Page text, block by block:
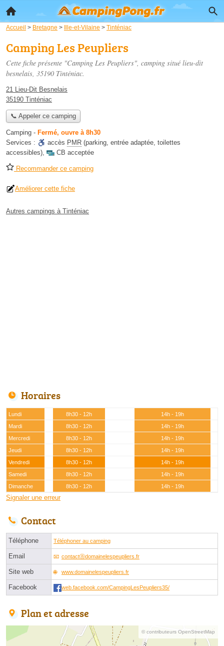
Accueil > Bretagne > Ille-et-Vilaine > Tinténiac
Camping Les Peupliers
Cette fiche présente "Camping Les Peupliers", camping situé lieu-dit
besnelais, 35190 Tinténiac.
21 Lieu-Dit Besnelais
35190 Tinténiac
📞 Appeler ce camping
Camping - Fermé, ouvre à 8h30
Services :
accès PMR (parking, entrée adaptée, toilettes
accessibles), CB acceptée
Recommander ce camping
Améliorer cette fiche
Autres campings à Tinténiac
Horaires
Lundi 8h30 - 12h
14h - 19h
Mardi
8h30 - 12h
14h - 19h
Mercredi
8h30 - 12h
14h - 19h
Jeudi
8h30 - 12h
14h - 19h
Vendredi
8h30 - 12h
14h - 19h
Samedi
8h30 - 12h
14h - 19h
Dimanche
8h30 - 12h 14h - 19h
Signaler une erreur
Contact
Téléphone Téléphoner au camping
Email contactⓐdomainelespeupliers.fr
Site web www.domainelespeupliers.fr
Facebook web.facebook.com/CampingLesPeupliers35/
Plan et adresse
© contributeurs OpenStreetMap